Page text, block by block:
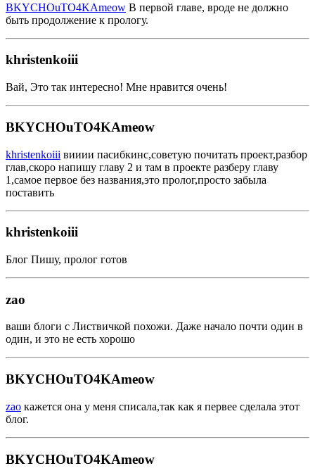
BKYCHOuTO4KAmeow В первой главе, вроде не должно
быть продолжение к прологу.
khristenkoiii
Вай, Это так интересно! Мне нравится очень!
BKYCHOuTO4KAmeow
khristenkoiii вииии пасибкинс,советую почитать проект,разбор
глав,скоро напишу главу 2 и там в проекте разберу главу
1,самое первое без названия,это пролог,просто забыла
поставить
khristenkoiii
Блог Пишу, пролог готов
zao
ваши блоги с Листвичкой похожи. Даже начало почти один в
один, и это не есть хорошо
BKYCHOuTO4KAmeow
zao кажется она у меня списала,так как я первее сделала этот
блог.
BKYCHOuTO4KAmeow